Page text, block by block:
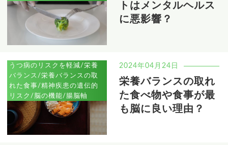
トはメンタルヘルス
に悪影響？
うつ病のリスクを軽減/栄養
バランス/栄養バランスの取
れた食事/精神疾患の遺伝的
リスク/脳の機能/腸脳軸
2024年04月24日
栄養バランスの取れ
た食べ物や食事が最
も脳に良い理由？